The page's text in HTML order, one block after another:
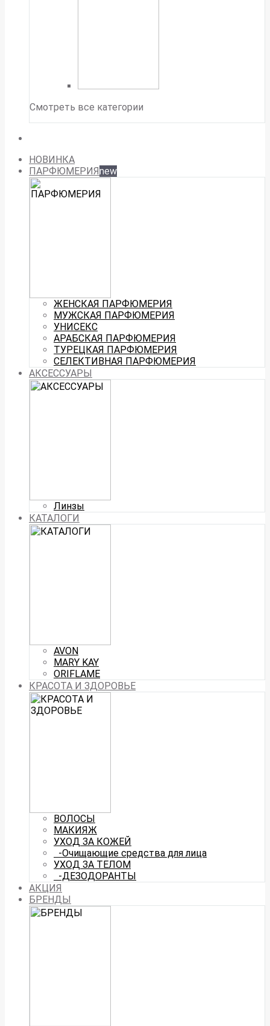
Смотреть все категории
НОВИНКА
ПАРФЮМЕРИЯnew
ЖЕНСКАЯ ПАРФЮМЕРИЯ
МУЖСКАЯ ПАРФЮМЕРИЯ
УНИСЕКС
АРАБСКАЯ ПАРФЮМЕРИЯ
ТУРЕЦКАЯ ПАРФЮМЕРИЯ
СЕЛЕКТИВНАЯ ПАРФЮМЕРИЯ
АКСЕССУАРЫ
Линзы
КАТАЛОГИ
AVON
MARY KAY
ORIFLAME
КРАСОТА И ЗДОРОВЬЕ
ВОЛОСЫ
МАКИЯЖ
УХОД ЗА КОЖЕЙ
-Очищающие средства для лица
УХОД ЗА ТЕЛОМ
-ДЕЗОДОРАНТЫ
АКЦИЯ
БРЕНДЫ